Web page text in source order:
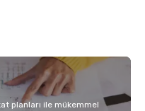
planları ile mükemmel